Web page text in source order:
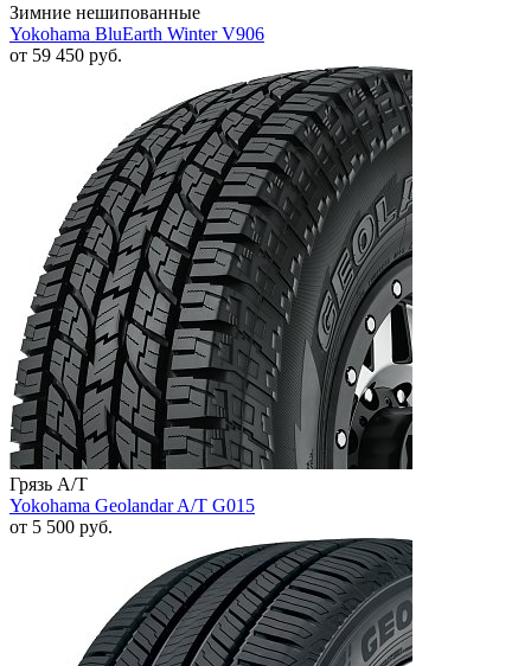
Зимние нешипованные
Yokohama BluEarth Winter V906
от 59 450 руб.
Грязь A/T
Yokohama Geolandar A/T G015
от 5 500 руб.